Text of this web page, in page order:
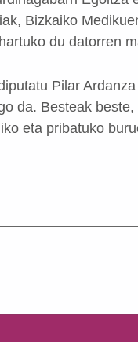
Bizkaiko
du datorren
Pilar
da. Besteak
eta pribatuko